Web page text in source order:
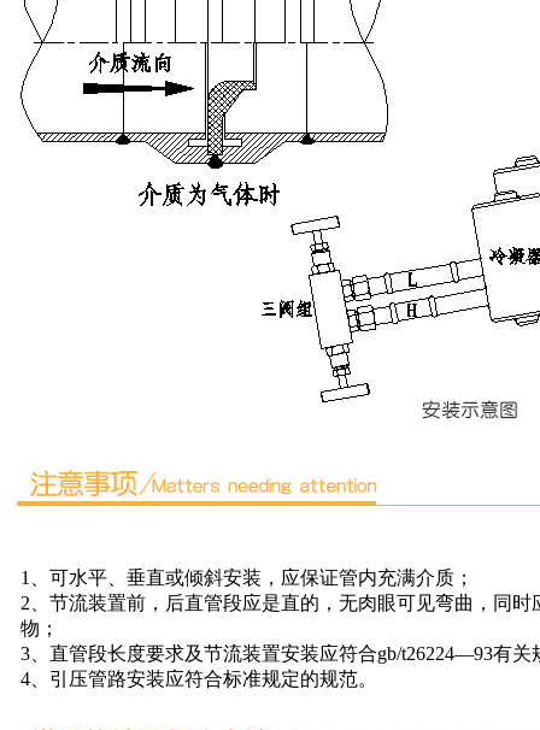
1、可水平、垂直或倾斜安装，应保证管内充满介质；
2、节流装置前，后直管段应是直的，无肉眼可见弯曲，同
物；
3、直管段长度要求及节流装置安装应符合gb/t26224—93有
4、引压管路安装应符合标准规定的规范。